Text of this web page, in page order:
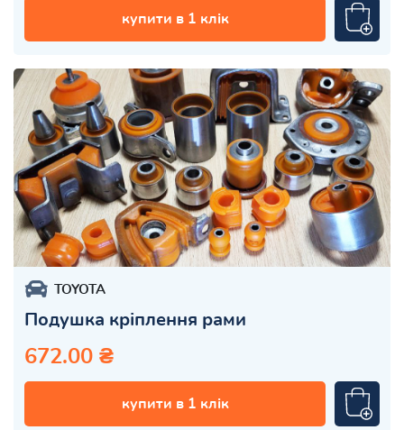
купити в 1 клік
TOYOTA
Подушка кріплення рами
672.00 ₴
купити в 1 клік